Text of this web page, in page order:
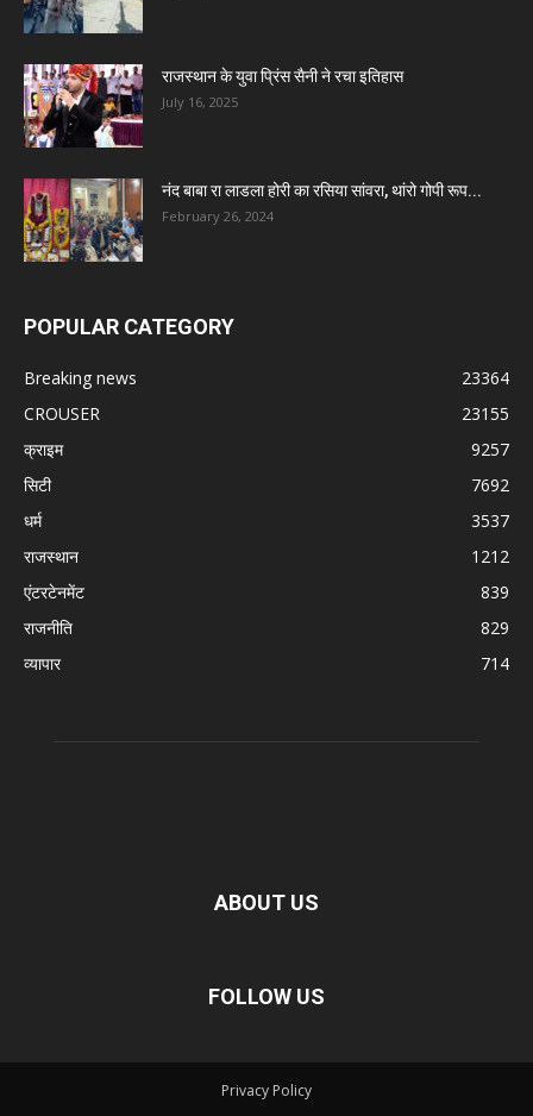
राजस्थान के युवा प्रिंस सैनी ने रचा इतिहास
July 16, 2025
नंद बाबा रा लाडला होरी का रसिया सांवरा, थांरो गोपी रूप...
February 26, 2024
POPULAR CATEGORY
Breaking news
23364
CROUSER
23155
क्राइम
9257
सिटी
7692
धर्म
3537
राजस्थान
1212
एंटरटेनमेंट
839
राजनीति
829
व्यापार
714
ABOUT US
FOLLOW US
Privacy Policy